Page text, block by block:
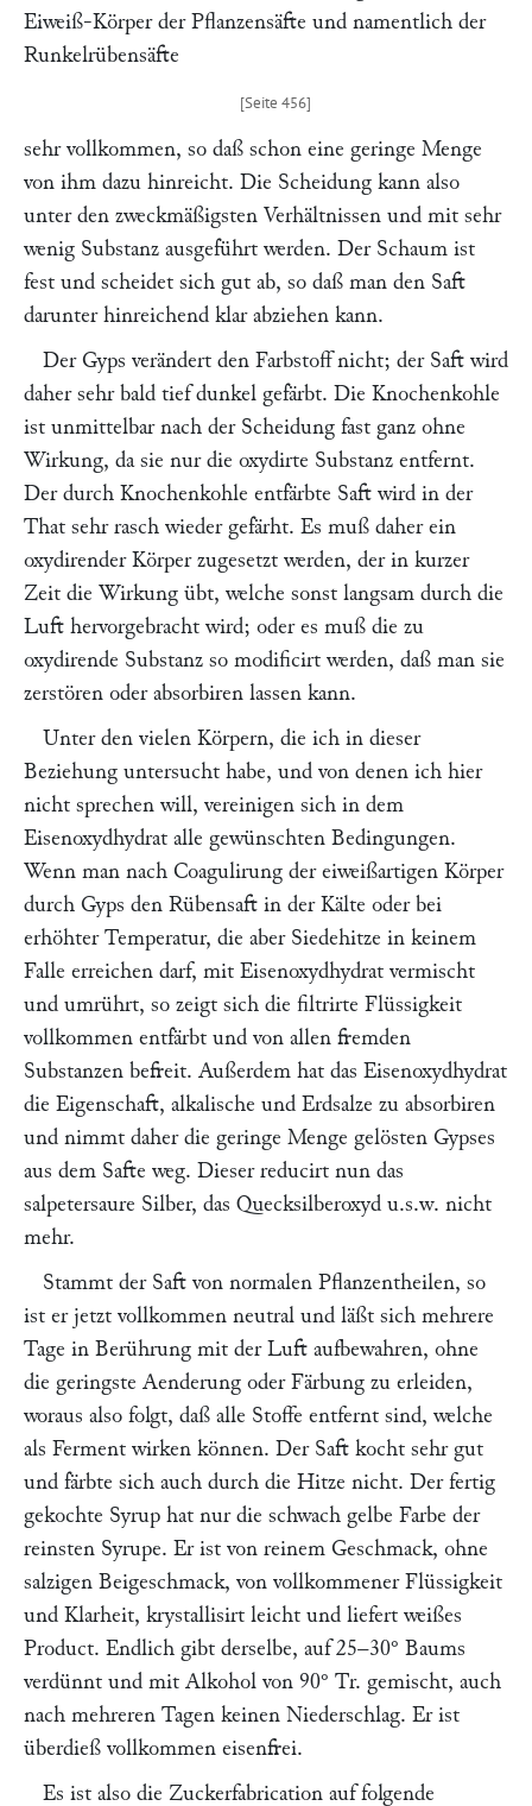
Eiweiß-Körper der Pflanzensäfte und namentlich der
Runkelrübensäfte
sehr vollkommen, so daß schon eine geringe Menge
von ihm dazu hinreicht. Die Scheidung kann also
unter den zweckmäßigsten Verhältnissen und mit sehr
wenig Substanz ausgeführt werden. Der Schaum ist
fest und scheidet sich gut ab, so daß man den Saft
darunter hinreichend klar abziehen kann.
Der Gyps verändert den Farbstoff nicht; der Saft wird
daher sehr bald tief dunkel gefärbt. Die Knochenkohle
ist unmittelbar nach der Scheidung fast ganz ohne
Wirkung, da sie nur die oxydirte Substanz entfernt.
Der durch Knochenkohle entfärbte Saft wird in der
That sehr rasch wieder gefärht. Es muß daher ein
oxydirender Körper zugesetzt werden, der in kurzer
Zeit die Wirkung übt, welche sonst langsam durch die
Luft hervorgebracht wird; oder es muß die zu
oxydirende Substanz so modificirt werden, daß man sie
zerstören oder absorbiren lassen kann.
Unter den vielen Körpern, die ich in dieser
Beziehung untersucht habe, und von denen ich hier
nicht sprechen will, vereinigen sich in dem
Eisenoxydhydrat alle gewünschten Bedingungen.
Wenn man nach Coagulirung der eiweißartigen Körper
durch Gyps den Rübensaft in der Kälte oder bei
erhöhter Temperatur, die aber Siedehitze in keinem
Falle erreichen darf, mit Eisenoxydhydrat vermischt
und umrührt, so zeigt sich die filtrirte Flüssigkeit
vollkommen entfärbt und von allen fremden
Substanzen befreit. Außerdem hat das Eisenoxydhydrat
die Eigenschaft, alkalische und Erdsalze zu absorbiren
und nimmt daher die geringe Menge gelösten Gypses
aus dem Safte weg. Dieser reducirt nun das
salpetersaure Silber, das Quecksilberoxyd u.s.w. nicht
mehr.
Stammt der Saft von normalen Pflanzentheilen, so
ist er jetzt vollkommen neutral und läßt sich mehrere
Tage in Berührung mit der Luft aufbewahren, ohne
die geringste Aenderung oder Färbung zu erleiden,
woraus also folgt, daß alle Stoffe entfernt sind, welche
als Ferment wirken können. Der Saft kocht sehr gut
und färbte sich auch durch die Hitze nicht. Der fertig
gekochte Syrup hat nur die schwach gelbe Farbe der
reinsten Syrupe. Er ist von reinem Geschmack, ohne
salzigen Beigeschmack, von vollkommener Flüssigkeit
und Klarheit, krystallisirt leicht und liefert weißes
Product. Endlich gibt derselbe, auf 25–30° Baums
verdünnt und mit Alkohol von 90° Tr. gemischt, auch
nach mehreren Tagen keinen Niederschlag. Er ist
überdieß vollkommen eisenfrei.
Es ist also die Zuckerfabrication auf folgende